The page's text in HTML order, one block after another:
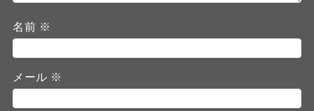
名前 ※
メール ※